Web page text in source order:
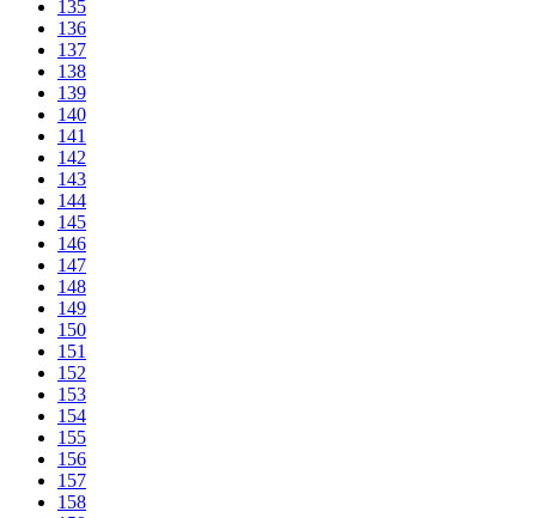
135
136
137
138
139
140
141
142
143
144
145
146
147
148
149
150
151
152
153
154
155
156
157
158